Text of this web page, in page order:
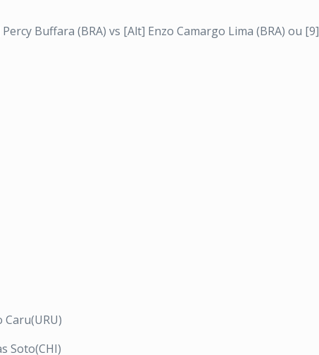
Buffara (BRA) vs [Alt] Enzo Camargo Lima (BRA) ou
Caru(URU)
Soto(CHI)